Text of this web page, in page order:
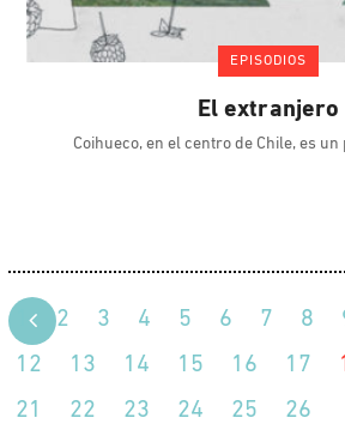
EPISODIOS
El extranjero
Coihueco, en el centro de Chile, es
1 2 3 4 5 6 7 8
12
13 14 15 16 17
21
22 23 24 25 26